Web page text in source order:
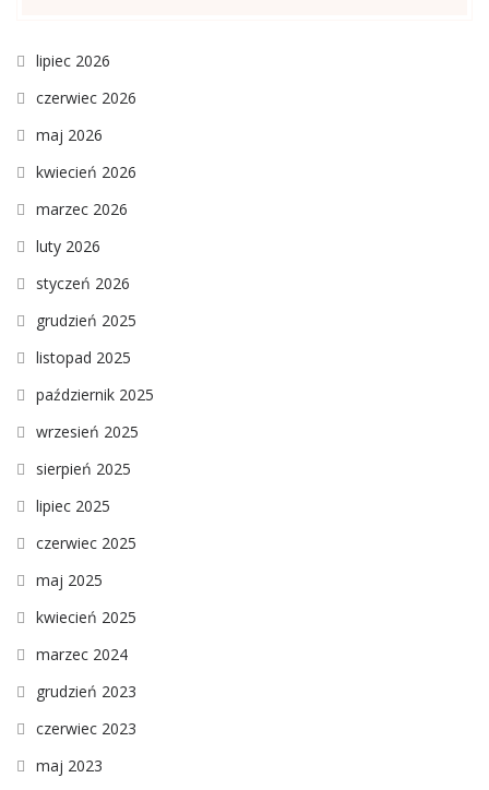
lipiec 2026
czerwiec 2026
maj 2026
kwiecień 2026
marzec 2026
luty 2026
styczeń 2026
grudzień 2025
listopad 2025
październik 2025
wrzesień 2025
sierpień 2025
lipiec 2025
czerwiec 2025
maj 2025
kwiecień 2025
marzec 2024
grudzień 2023
czerwiec 2023
maj 2023